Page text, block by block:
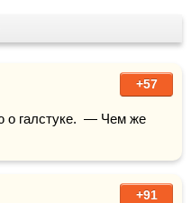
+57
+91